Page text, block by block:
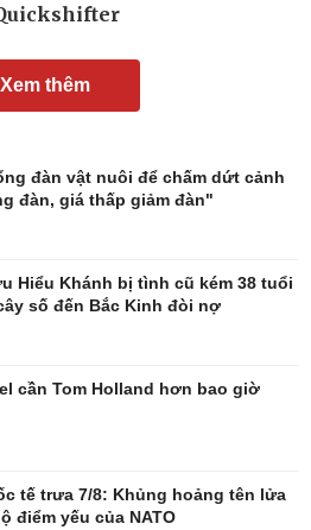
Sân khấu - Điện ảnh
Văn học
Xem thêm
đàn vật nuôi để chấm dứt cảnh
đàn, giá thấp giảm đàn"
Hiểu Khánh bị tình cũ kém 38 tuổi
số đến Bắc Kinh đòi nợ
cần Tom Holland hơn bao giờ
tế trưa 7/8: Khủng hoảng tên lửa
điểm yếu của NATO